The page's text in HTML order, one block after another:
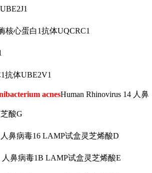
核心蛋白1抗体UQCRC1
抗体UBE2V1
acnesHuman Rhinovirus 14 人鼻
酸G
人鼻病毒16 LAMP试盒灵芝烯酸D
人鼻病毒1B LAMP试盒灵芝烯酸E